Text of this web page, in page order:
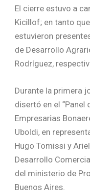
El cierre estuvo a
Kicillof; en tanto
estuvieron
de Desarrollo
Rodríguez,
Durante la primera
disertó en el “Panel
Empresarias
Uboldi, en
Hugo Tomissi y
Desarrollo
del ministerio de
Buenos Aires.